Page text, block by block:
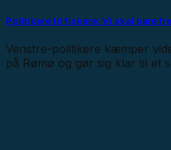
Politikere til fiskere: Vi skal bare
Venstre-politikere kæmper
på Rømø og gør sig klar til et